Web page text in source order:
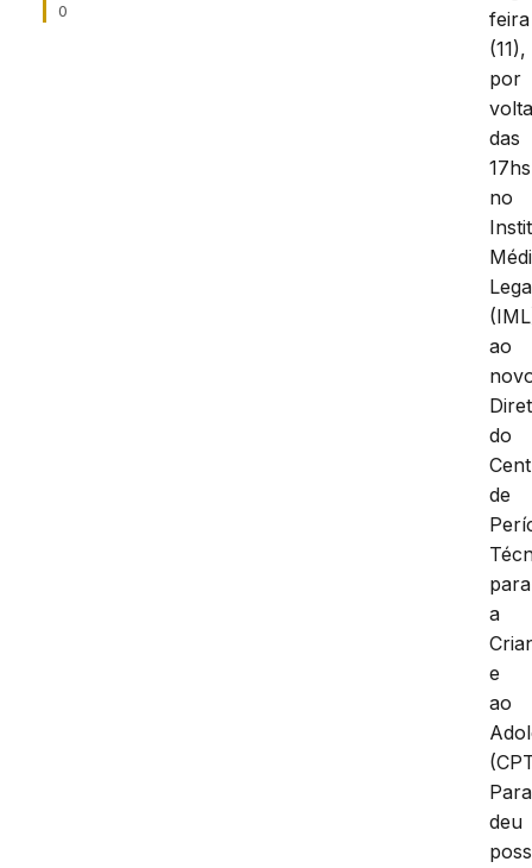
0
feira
(11),
por
das
no
ao
do
de
para
a
e
ao
deu